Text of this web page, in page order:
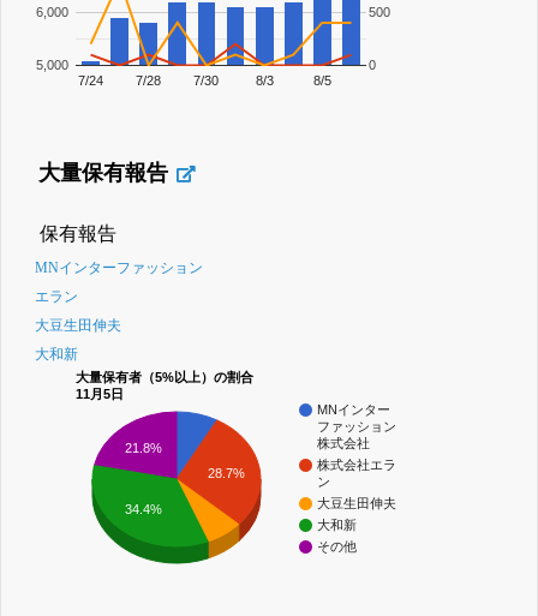
7/24 7/28 7/30 8/3 8/5
5,000
6,000
0
500
大量保有報告
保有報告
MNインターファッション
エラン
大豆生田伸夫
大和新
大量保有者（5%以上）の割合
11月5日
MNインター
ファッション
株式会社
株式会社エラ
ン
大豆生田伸夫
大和新
その他
28.7%
21.8%
34.4%